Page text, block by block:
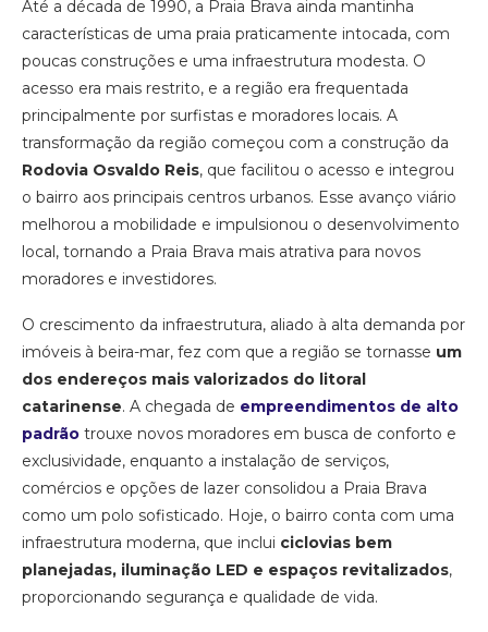
Até a década de 1990, a Praia Brava ainda mantinha
características de uma praia praticamente intocada, com
poucas construções e uma infraestrutura modesta. O
acesso era mais restrito, e a região era frequentada
principalmente por surfistas e moradores locais. A
transformação da região começou com a construção da
Rodovia Osvaldo Reis, que facilitou o acesso e integrou
o bairro aos principais centros urbanos. Esse avanço viário
melhorou a mobilidade e impulsionou o desenvolvimento
local, tornando a Praia Brava mais atrativa para novos
moradores e investidores.
O crescimento da infraestrutura, aliado à alta demanda por
imóveis à beira-mar, fez com que a região se tornasse um
dos endereços mais valorizados do litoral
catarinense. A chegada de empreendimentos de alto
padrão trouxe novos moradores em busca de conforto e
exclusividade, enquanto a instalação de serviços,
comércios e opções de lazer consolidou a Praia Brava
como um polo sofisticado. Hoje, o bairro conta com uma
infraestrutura moderna, que inclui ciclovias bem
planejadas, iluminação LED e espaços revitalizados,
proporcionando segurança e qualidade de vida.